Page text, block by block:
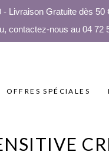
Gratuite dès
contactez-nous au 04 72
OFFRES SPÉCIALES